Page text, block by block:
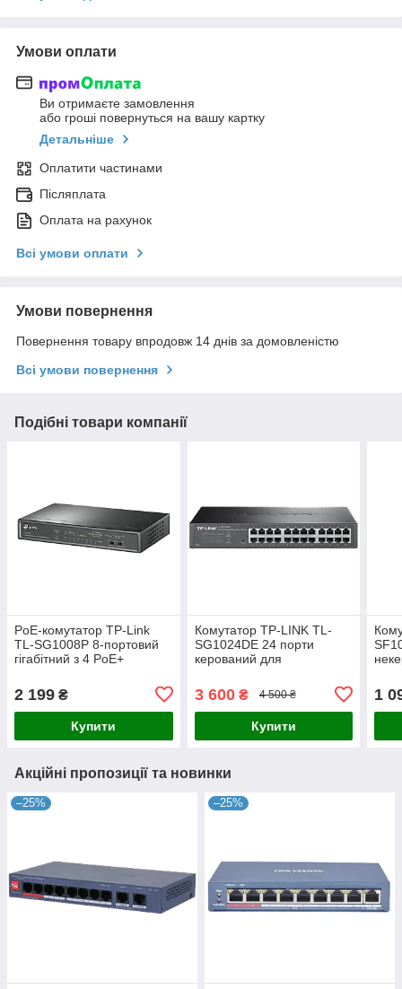
Умови оплати
Ви отримаєте замовлення
або гроші повернуться на вашу картку
Детальніше
Оплатити частинами
Післяплата
Оплата на рахунок
Всі умови оплати
Умови повернення
Повернення товару впродовж 14 днів за домовленістю
Всі умови повернення
Подібні товари компанії
PoE-комутатор TP-Link
TL-SG1008P 8-портовий
гігабітний з 4 PoE+
2 199 ₴
Купити
Комутатор TP-LINK TL-
SG1024DE 24 порти
керований для
з'єднання з комутаційною
здатністю 48 Гбіт/с
3 600₴ 4 500 ₴
Купити
1
Акційні пропозиції та новинки
–25% –25%